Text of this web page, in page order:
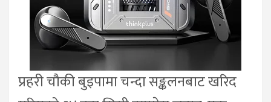
प्रहरी चौकी बुइपामा चन्दा सङ्कलनबाट खरिद